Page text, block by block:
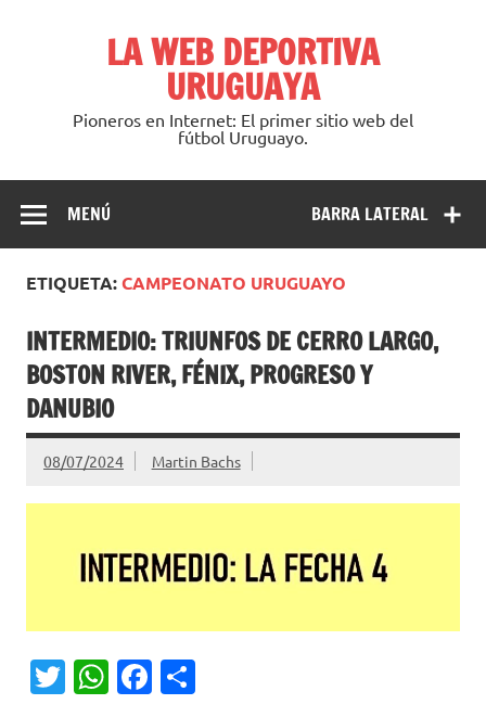
LA WEB DEPORTIVA
URUGUAYA
Pioneros en Internet: El primer sitio web del
fútbol Uruguayo.
BARRA LATERAL
MENÚ
ETIQUETA:CAMPEONATO URUGUAYO
INTERMEDIO: TRIUNFOS DE CERRO LARGO,
BOSTON RIVER, FÉNIX, PROGRESO Y
DANUBIO
08/07/2024 Martin Bachs
T
W Fa